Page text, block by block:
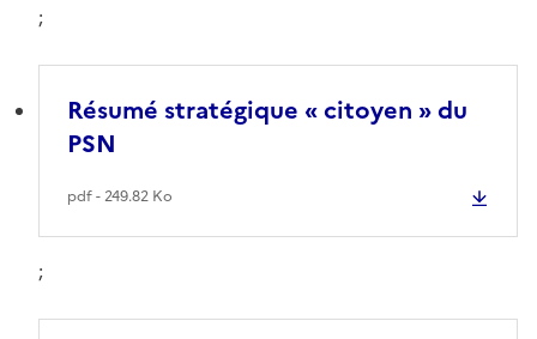
;
Résumé stratégique « citoyen » du
PSN
pdf - 249.82 Ko
;